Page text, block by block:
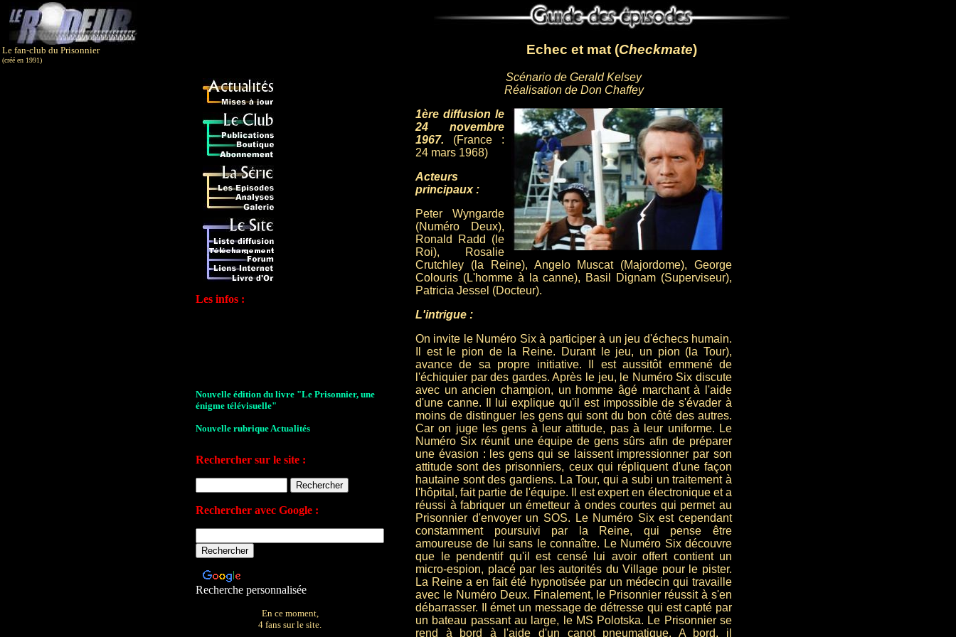
Le fan-club du Prisonnier
(créé en 1991)
Echec et mat (Checkmate)
Les infos :
Nouvelle édition du livre "Le Prisonnier, une
énigme télévisuelle"
Nouvelle rubrique Actualités
Le plan du site
Votre avis sur le site
Rechercher sur le site :
Rechercher avec Google :
Recherche personnalisée
En ce moment,
4 fans sur le site.
Scénario de Gerald Kelsey
Réalisation de Don Chaffey
1ère diffusion le
24 novembre
1967. (France :
24 mars 1968)
Acteurs
principaux :
Peter Wyngarde
(Numéro Deux),
Ronald Radd (le
Roi), Rosalie
Crutchley (la Reine), Angelo Muscat (Majordome), George
Colouris (L'homme à la canne), Basil Dignam (Superviseur),
Patricia Jessel (Docteur).
L'intrigue :
On invite le Numéro Six à participer à un jeu d'échecs humain.
Il est le pion de la Reine. Durant le jeu, un pion (la Tour),
avance de sa propre initiative. Il est aussitôt emmené de
l'échiquier par des gardes. Après le jeu, le Numéro Six discute
avec un ancien champion, un homme âgé marchant à l'aide
d'une canne. Il lui explique qu'il est impossible de s'évader à
moins de distinguer les gens qui sont du bon côté des autres.
Car on juge les gens à leur attitude, pas à leur uniforme. Le
Numéro Six réunit une équipe de gens sûrs afin de préparer
une évasion : les gens qui se laissent impressionner par son
attitude sont des prisonniers, ceux qui répliquent d'une façon
hautaine sont des gardiens. La Tour, qui a subi un traitement à
l'hôpital, fait partie de l'équipe. Il est expert en électronique et a
réussi à fabriquer un émetteur à ondes courtes qui permet au
Prisonnier d'envoyer un SOS. Le Numéro Six est cependant
constamment poursuivi par la Reine, qui pense être
amoureuse de lui sans le connaître. Le Numéro Six découvre
que le pendentif qu'il est censé lui avoir offert contient un
micro-espion, placé par les autorités du Village pour le pister.
La Reine a en fait été hypnotisée par un médecin qui travaille
avec le Numéro Deux. Finalement, le Prisonnier réussit à s'en
débarrasser. Il émet un message de détresse qui est capté par
un bateau passant au large, le MS Polotska. Le Prisonnier se
rend à bord à l'aide d'un canot pneumatique. A bord, il